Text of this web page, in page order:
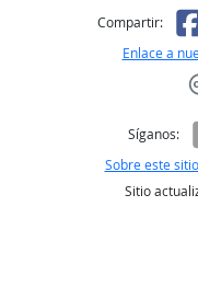
Compartir:
Enlace a
Síganos:
Sobre este sitio
Sitio